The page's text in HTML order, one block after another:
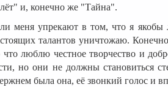
и, конечно же "Тайна".
меня упрекают в том, что я
талантов уничтожаю.
люблю честное творчество и
но они не должны становиться
была она, её звонкий голос и